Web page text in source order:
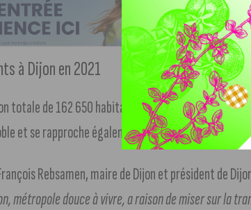
à Dijon en 2021
totale de 162 650 habitants en 2021, Dijon se
et se rapproche également du Havre.
Rebsamen, maire de Dijon et président de
métropole douce à vivre, a raison de miser sur la